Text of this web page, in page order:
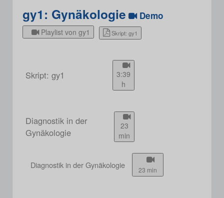
gy1: Gynäkologie Demo
Playlist von gy1 Skript: gy1
Skript: gy1
3:39
h
Diagnostik in der
Gynäkologie
23
min
Diagnostik in der Gynäkologie 23 min